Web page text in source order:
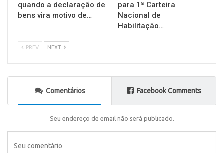
quando a declaração de
bens vira motivo de…
para 1ª Carteira
Nacional de
Habilitação…
PREV NEXT
Comentários Facebook Comments
Seu endereço de email não será publicado.